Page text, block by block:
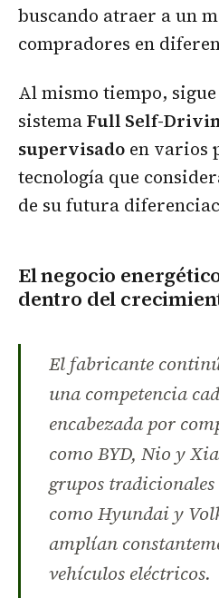
buscando atraer a un
compradores en
Al mismo tiempo,
sistemaFull Self-
supervisado en varios
tecnología que
de su futura
El negocio
dentro del
El fabricante
una competencia
encabezada por
como BYD, Nio y
grupos tradicionales
como Hyundai y
amplían
vehículos eléctricos.